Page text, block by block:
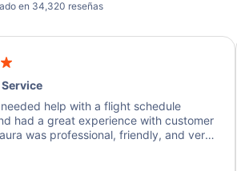
en 34,320 reseñas
help with a flight schedule
had a great experience with customer
was professional, friendly, and very
kept me informed of the next steps.